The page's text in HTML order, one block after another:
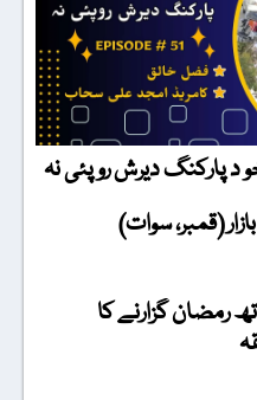
د پارکنگ دیرش روپئی نہ
(قمبر، سوات)
رمضان گزارنے کا